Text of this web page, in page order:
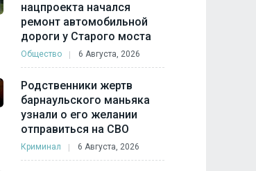
нацпроекта начался
ремонт автомобильной
дороги у Старого моста
Общество 6 Августа, 2026
Родственники жертв
барнаульского маньяка
узнали о его желании
отправиться на СВО
Криминал 6 Августа, 2026